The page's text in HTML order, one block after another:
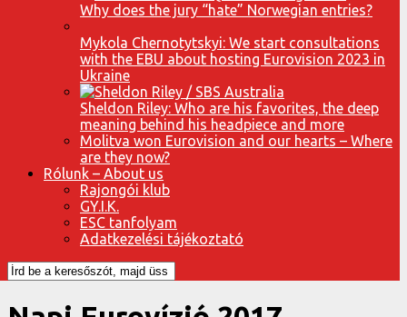
Why does the jury “hate” Norwegian entries?
Mykola Chernotytskyi: We start consultations
with the EBU about hosting Eurovision 2023 in
Ukraine
Sheldon Riley: Who are his favorites, the deep
meaning behind his headpiece and more
Molitva won Eurovision and our hearts – Where
are they now?
Rólunk – About us
Rajongói klub
GY.I.K.
ESC tanfolyam
Adatkezelési tájékoztató